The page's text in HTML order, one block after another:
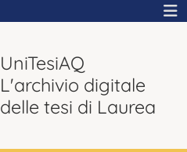
UniTesiAQ
L'archivio digitale
delle tesi di Laurea